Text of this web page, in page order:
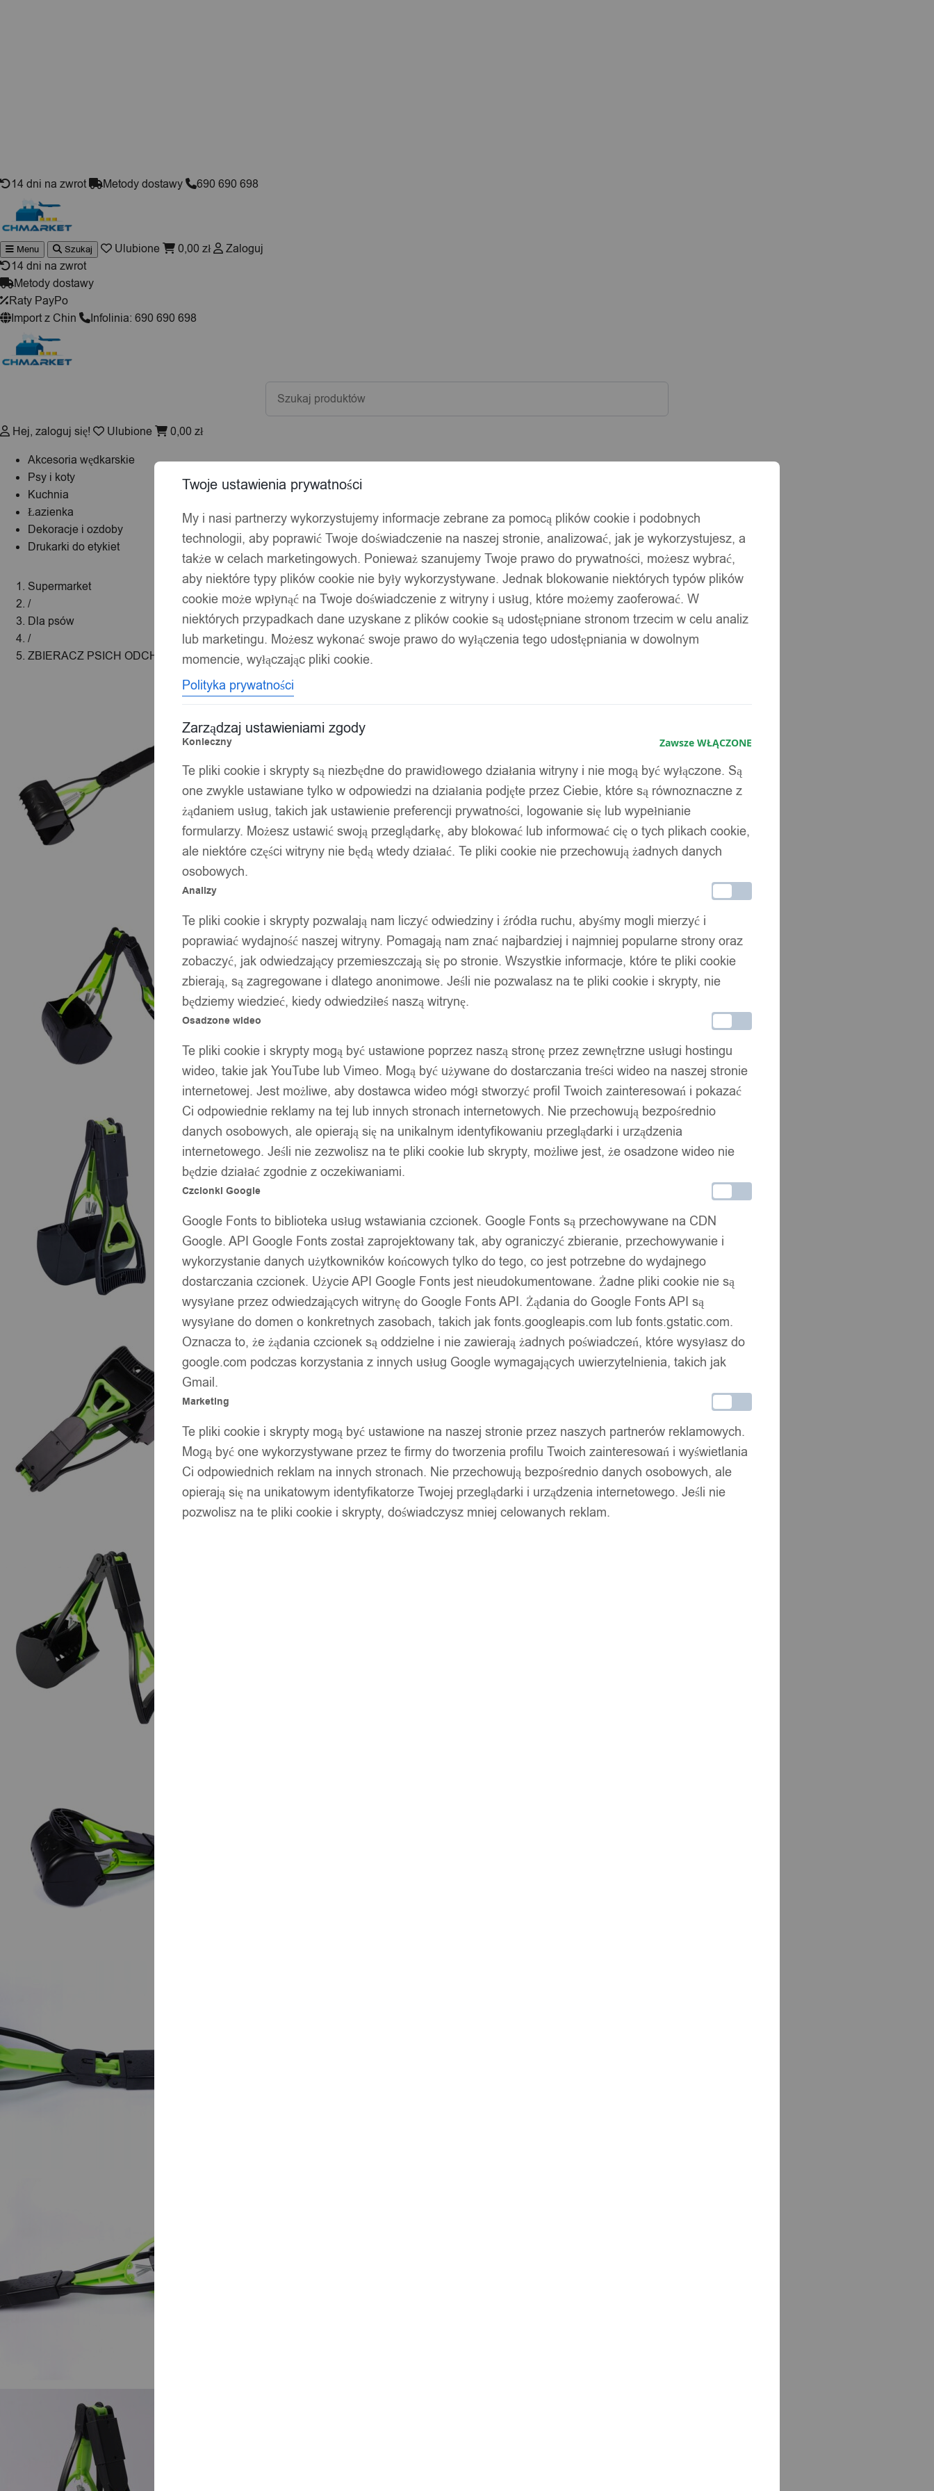
14 dni na zwrot Metody dostawy 690 690 698
Menu Szukaj Ulubione 0,00 zł
Zaloguj
14 dni na zwrot
Metody dostawy
Raty PayPo
Import z Chin
Infolinia: 690 690 698
Wyszukiwarka
produktów
Hej, zaloguj się! Ulubione 0,00 zł
Akcesoria wędkarskie
Psy i koty
Kuchnia
Łazienka
Dekoracje i ozdoby
Drukarki do etykiet
Supermarket
/
Dla psów
/
ZBIERACZ PSICH ODCHODÓW Kupozbieracz ŁOPATKA NA KUPY PSA KONIA KOTA 45cm
Twoje ustawienia prywatności
My i nasi partnerzy wykorzystujemy informacje zebrane za pomocą plików cookie i podobnych
technologii, aby poprawić Twoje doświadczenie na naszej stronie, analizować, jak je wykorzystujesz, a
także w celach marketingowych. Ponieważ szanujemy Twoje prawo do prywatności, możesz wybrać,
aby niektóre typy plików cookie nie były wykorzystywane. Jednak blokowanie niektórych typów plików
cookie może wpłynąć na Twoje doświadczenie z witryny i usług, które możemy zaoferować. W
niektórych przypadkach dane uzyskane z plików cookie są udostępniane stronom trzecim w celu analiz
lub marketingu. Możesz wykonać swoje prawo do wyłączenia tego udostępniania w dowolnym
momencie, wyłączając pliki cookie.
Polityka prywatności
Zarządzaj ustawieniami zgody
Konieczny Zawsze WŁĄCZONE
Te pliki cookie i skrypty są niezbędne do prawidłowego działania witryny i nie mogą być wyłączone. Są
one zwykle ustawiane tylko w odpowiedzi na działania podjęte przez Ciebie, które są równoznaczne z
żądaniem usług, takich jak ustawienie preferencji prywatności, logowanie się lub wypełnianie
formularzy. Możesz ustawić swoją przeglądarkę, aby blokować lub informować cię o tych plikach cookie,
ale niektóre części witryny nie będą wtedy działać. Te pliki cookie nie przechowują żadnych danych
osobowych.
Analizy
Te pliki cookie i skrypty pozwalają nam liczyć odwiedziny i źródła ruchu, abyśmy mogli mierzyć i
poprawiać wydajność naszej witryny. Pomagają nam znać najbardziej i najmniej popularne strony oraz
zobaczyć, jak odwiedzający przemieszczają się po stronie. Wszystkie informacje, które te pliki cookie
zbierają, są zagregowane i dlatego anonimowe. Jeśli nie pozwalasz na te pliki cookie i skrypty, nie
będziemy wiedzieć, kiedy odwiedziłeś naszą witrynę.
Osadzone wideo
Te pliki cookie i skrypty mogą być ustawione poprzez naszą stronę przez zewnętrzne usługi hostingu
wideo, takie jak YouTube lub Vimeo. Mogą być używane do dostarczania treści wideo na naszej stronie
internetowej. Jest możliwe, aby dostawca wideo mógł stworzyć profil Twoich zainteresowań i pokazać
Ci odpowiednie reklamy na tej lub innych stronach internetowych. Nie przechowują bezpośrednio
danych osobowych, ale opierają się na unikalnym identyfikowaniu przeglądarki i urządzenia
internetowego. Jeśli nie zezwolisz na te pliki cookie lub skrypty, możliwe jest, że osadzone wideo nie
będzie działać zgodnie z oczekiwaniami.
Czcionki Google
Google Fonts to biblioteka usług wstawiania czcionek. Google Fonts są przechowywane na CDN
Google. API Google Fonts został zaprojektowany tak, aby ograniczyć zbieranie, przechowywanie i
wykorzystanie danych użytkowników końcowych tylko do tego, co jest potrzebne do wydajnego
dostarczania czcionek. Użycie API Google Fonts jest nieudokumentowane. Żadne pliki cookie nie są
wysyłane przez odwiedzających witrynę do Google Fonts API. Żądania do Google Fonts API są
wysyłane do domen o konkretnych zasobach, takich jak fonts.googleapis.com lub fonts.gstatic.com.
Oznacza to, że żądania czcionek są oddzielne i nie zawierają żadnych poświadczeń, które wysyłasz do
google.com podczas korzystania z innych usług Google wymagających uwierzytelnienia, takich jak
Gmail.
Marketing
Te pliki cookie i skrypty mogą być ustawione na naszej stronie przez naszych partnerów reklamowych.
Mogą być one wykorzystywane przez te firmy do tworzenia profilu Twoich zainteresowań i wyświetlania
Ci odpowiednich reklam na innych stronach. Nie przechowują bezpośrednio danych osobowych, ale
opierają się na unikatowym identyfikatorze Twojej przeglądarki i urządzenia internetowego. Jeśli nie
pozwolisz na te pliki cookie i skrypty, doświadczysz mniej celowanych reklam.